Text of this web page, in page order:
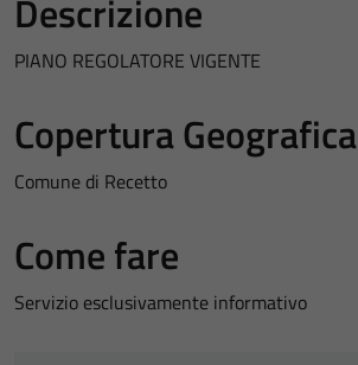
Descrizione
PIANO REGOLATORE VIGENTE
Copertura Geografica
Comune di Recetto
Come fare
Servizio esclusivamente informativo